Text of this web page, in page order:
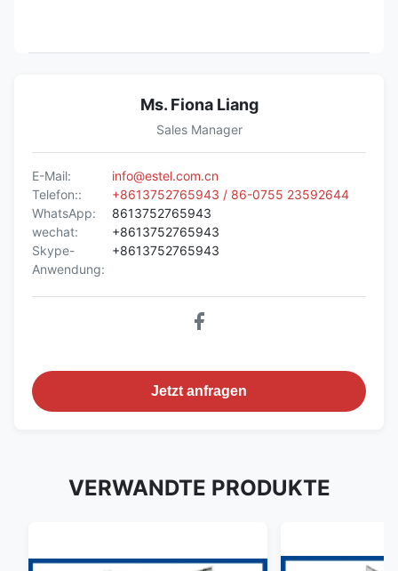
Ms. Fiona Liang
Sales Manager
E-Mail:
info@estel.com.cn
Telefon::
+8613752765943 / 86-0755 23592644
WhatsApp:
8613752765943
wechat:
+8613752765943
Skype-
Anwendung:
+8613752765943
Jetzt anfragen
VERWANDTE PRODUKTE